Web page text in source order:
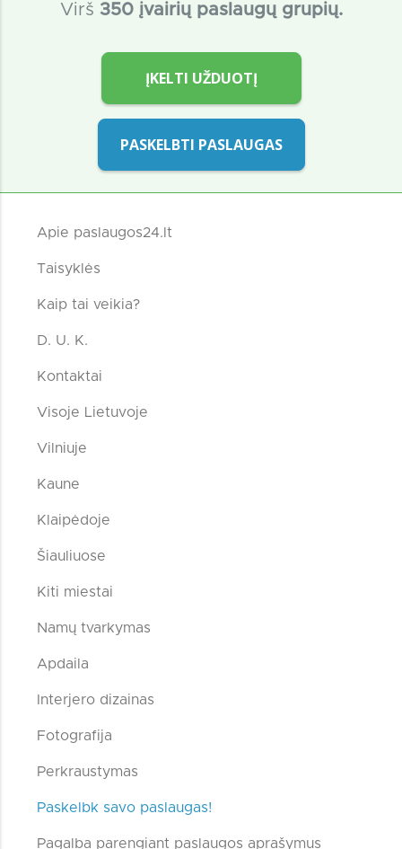
Virš 350 įvairių paslaugų grupių.
ĮKELTI UŽDUOTĮ
PASKELBTI PASLAUGAS
Apie paslaugos24.lt
Taisyklės
Kaip tai veikia?
D. U. K.
Kontaktai
Visoje Lietuvoje
Vilniuje
Kaune
Klaipėdoje
Šiauliuose
Kiti miestai
Namų tvarkymas
Apdaila
Interjero dizainas
Fotografija
Perkraustymas
Paskelbk savo paslaugas!
Pagalba parengiant paslaugos aprašymus